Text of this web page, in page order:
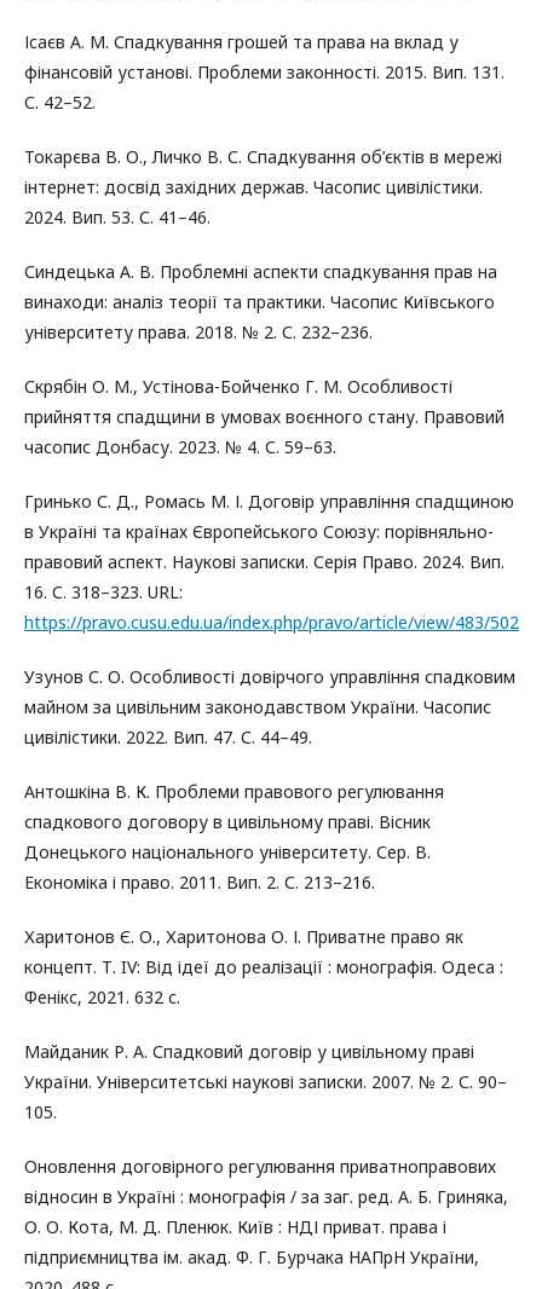
Ісаєв А. М. Спадкування грошей та права на вклад у
фінансовій установі. Проблеми законності. 2015. Вип. 131.
С. 42–52.
Токарєва В. О., Личко В. С. Спадкування об’єктів в мережі
інтернет: досвід західних держав. Часопис цивілістики.
2024. Вип. 53. С. 41–46.
Синдецька А. В. Проблемні аспекти спадкування прав на
винаходи: аналіз теорії та практики. Часопис Київського
університету права. 2018. № 2. С. 232–236.
Скрябін О. М., Устінова-Бойченко Г. М. Особливості
прийняття спадщини в умовах воєнного стану. Правовий
часопис Донбасу. 2023. № 4. С. 59–63.
Гринько С. Д., Ромась М. І. Договір управління спадщиною
в Україні та країнах Європейського Союзу: порівняльно-
правовий аспект. Наукові записки. Серія Право. 2024. Вип.
16. С. 318–323. URL:
https://pravo.cusu.edu.ua/index.php/pravo/article/view/483/502
Узунов С. О. Особливості довірчого управління спадковим
майном за цивільним законодавством України. Часопис
цивілістики. 2022. Вип. 47. С. 44–49.
Антошкіна В. К. Проблеми правового регулювання
спадкового договору в цивільному праві. Вісник
Донецького національного університету. Сер. В.
Економіка і право. 2011. Вип. 2. С. 213–216.
Харитонов Є. О., Харитонова О. І. Приватне право як
концепт. Т. IV: Від ідеї до реалізації : монографія. Одеса :
Фенікс, 2021. 632 с.
Майданик Р. А. Спадковий договір у цивільному праві
України. Університетські наукові записки. 2007. № 2. С. 90–
105.
Оновлення договірного регулювання приватноправових
відносин в Україні : монографія / за заг. ред. А. Б. Гриняка,
О. О. Кота, М. Д. Пленюк. Київ : НДІ приват. права і
підприємництва ім. акад. Ф. Г. Бурчака НАПрН України,